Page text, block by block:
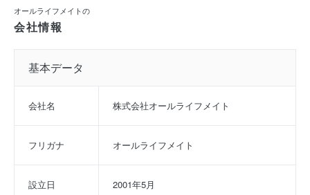
オールライフメイトの
会社情報
基本データ
会社名 株式会社オールライフメイト
フリガナ オールライフメイト
設立日 2001年5月